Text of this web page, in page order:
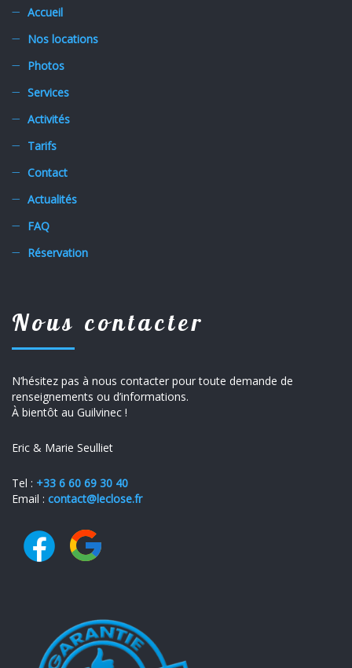
Accueil
Nos locations
Photos
Services
Activités
Tarifs
Contact
Actualités
FAQ
Réservation
Nous contacter
N’hésitez pas à nous contacter pour toute demande de
renseignements ou d’informations.
À bientôt au Guilvinec !
Eric & Marie Seulliet
Tel : +33 6 60 69 30 40
Email : contact@leclose.fr